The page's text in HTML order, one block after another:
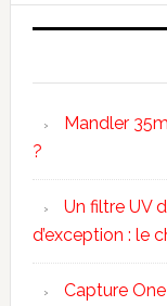
Mandler
?
Un filtre UV
d’exception : le
Capture